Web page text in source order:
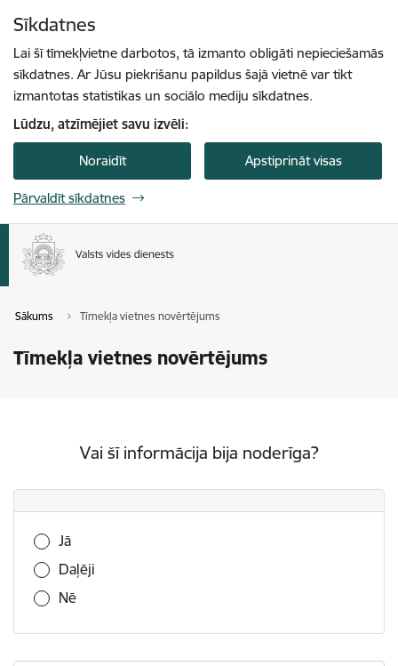
Sīkdatnes
Lai šī tīmekļvietne darbotos, tā izmanto obligāti nepieciešamās
sīkdatnes. Ar Jūsu piekrišanu papildus šajā vietnē var tikt
izmantotas statistikas un sociālo mediju sīkdatnes.
Lūdzu, atzīmējiet savu izvēli:
Noraidīt Apstiprināt visas
Pārvaldīt sīkdatnes
Sākums Tīmekļa vietnes novērtējums
Tīmekļa vietnes novērtējums
Vai šī informācija bija noderīga?
Vai šī informācija bija noderīga?
Jā
Daļēji
Nē